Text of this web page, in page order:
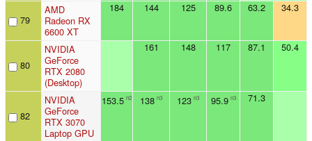
79
AMD
Radeon RX
6600 XT
184 144 125 89.6 63.2 34.3
80
NVIDIA
GeForce
RTX 2080
(Desktop)
161 148 117 87.1 50.4
82
NVIDIA
GeForce
RTX 3070
Laptop GPU
153.5 n2 138 n3 123 n3 95.9 n3 71.3